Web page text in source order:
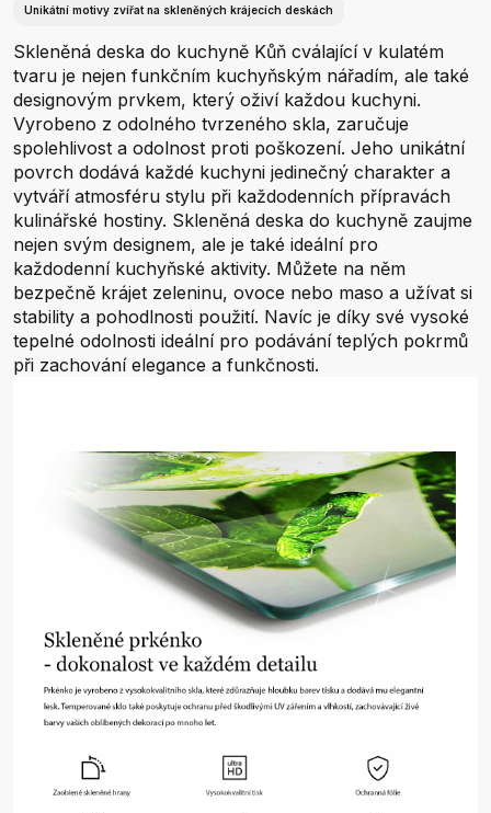
Unikátní motivy zvířat na skleněných krájecích deskách
Skleněná deska do kuchyně Kůň cválající v kulatém
tvaru je nejen funkčním kuchyňským nářadím, ale také
designovým prvkem, který oživí každou kuchyni.
Vyrobeno z odolného tvrzeného skla, zaručuje
spolehlivost a odolnost proti poškození. Jeho unikátní
povrch dodává každé kuchyni jedinečný charakter a
vytváří atmosféru stylu při každodenních přípravách
kulinářské hostiny. Skleněná deska do kuchyně zaujme
nejen svým designem, ale je také ideální pro
každodenní kuchyňské aktivity. Můžete na něm
bezpečně krájet zeleninu, ovoce nebo maso a užívat si
stability a pohodlnosti použití. Navíc je díky své vysoké
tepelné odolnosti ideální pro podávání teplých pokrmů
při zachování elegance a funkčnosti.